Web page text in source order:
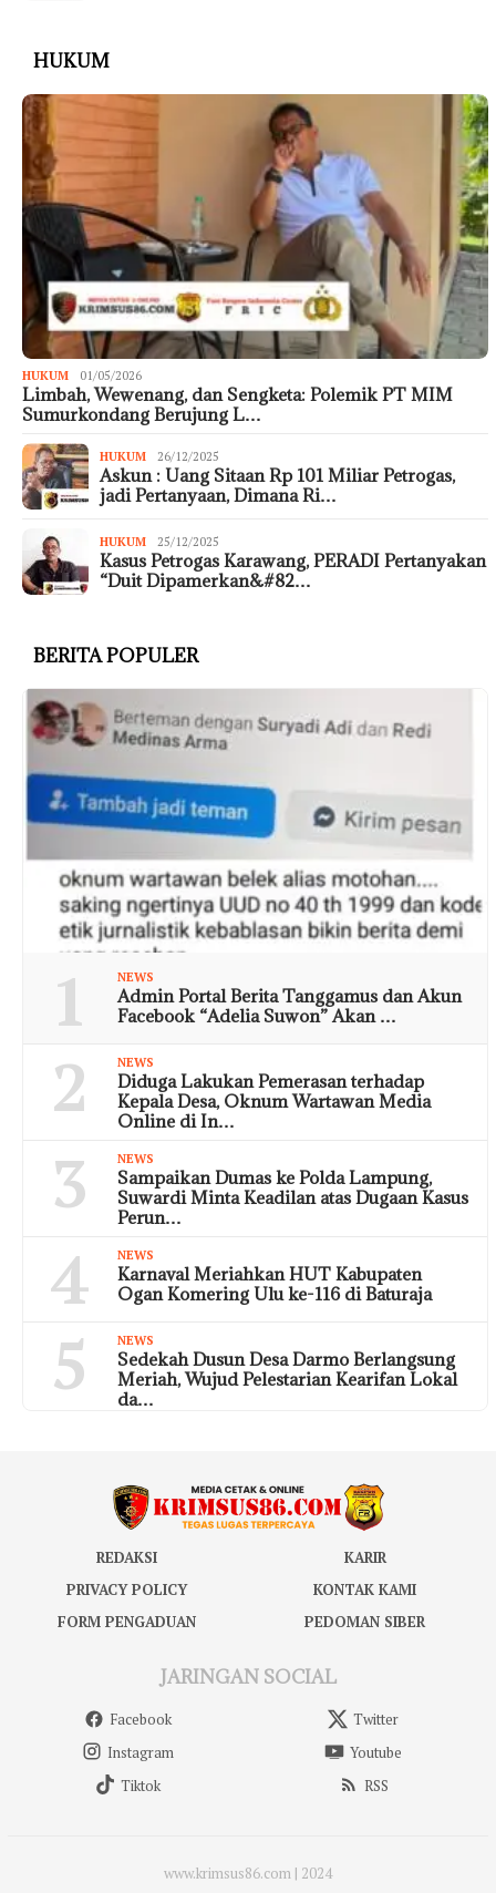
HUKUM
HUKUM 01/05/2026
Limbah, Wewenang, dan Sengketa: Polemik PT MIM
Sumurkondang Berujung L…
HUKUM 26/12/2025
Askun : Uang Sitaan Rp 101 Miliar Petrogas,
jadi Pertanyaan, Dimana Ri…
HUKUM 25/12/2025
Kasus Petrogas Karawang, PERADI Pertanyakan
“Duit Dipamerkan&#82…
BERITA POPULER
1 NEWS
Admin Portal Berita Tanggamus dan Akun
Facebook “Adelia Suwon” Akan …
2 NEWS
Diduga Lakukan Pemerasan terhadap
Kepala Desa, Oknum Wartawan Media
Online di In…
3 NEWS
Sampaikan Dumas ke Polda Lampung,
Suwardi Minta Keadilan atas Dugaan Kasus
Perun…
4 NEWS
Karnaval Meriahkan HUT Kabupaten
Ogan Komering Ulu ke-116 di Baturaja
5 NEWS
Sedekah Dusun Desa Darmo Berlangsung
Meriah, Wujud Pelestarian Kearifan Lokal
da…
REDAKSI
KARIR
PRIVACY POLICY
KONTAK KAMI
FORM PENGADUAN
PEDOMAN SIBER
JARINGAN SOCIAL
Facebook
Twitter
Instagram
Youtube
Tiktok
RSS
www.krimsus86.com | 2024